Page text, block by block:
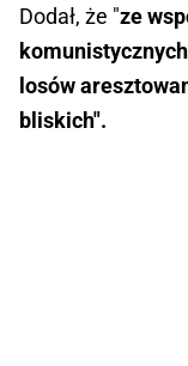
Dodał, że "ze
losów
bliskich".